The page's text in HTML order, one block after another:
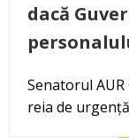
dacă
Senatorul
reia de